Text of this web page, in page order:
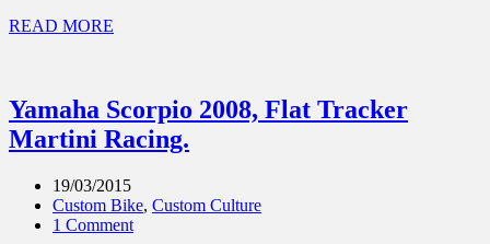
READ MORE
Yamaha Scorpio 2008, Flat Tracker
Martini Racing.
19/03/2015
Custom Bike, Custom Culture
1 Comment